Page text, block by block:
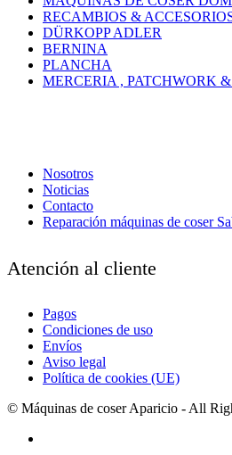
RECAMBIOS &
DÜRKOPP ADLER
BERNINA
PLANCHA
MERCERIA , PATCHWORK
Nosotros
Noticias
Contacto
Reparación máquinas de coser
Atención al cliente
Pagos
Condiciones de uso
Envíos
Aviso legal
Política de cookies (UE)
© Máquinas de coser Aparicio - All